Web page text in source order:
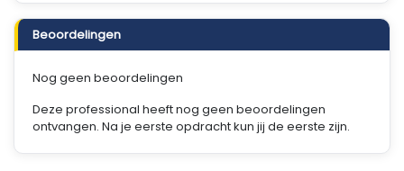
Beoordelingen
Nog geen beoordelingen
Deze professional heeft nog geen beoordelingen
ontvangen. Na je eerste opdracht kun jij de eerste zijn.